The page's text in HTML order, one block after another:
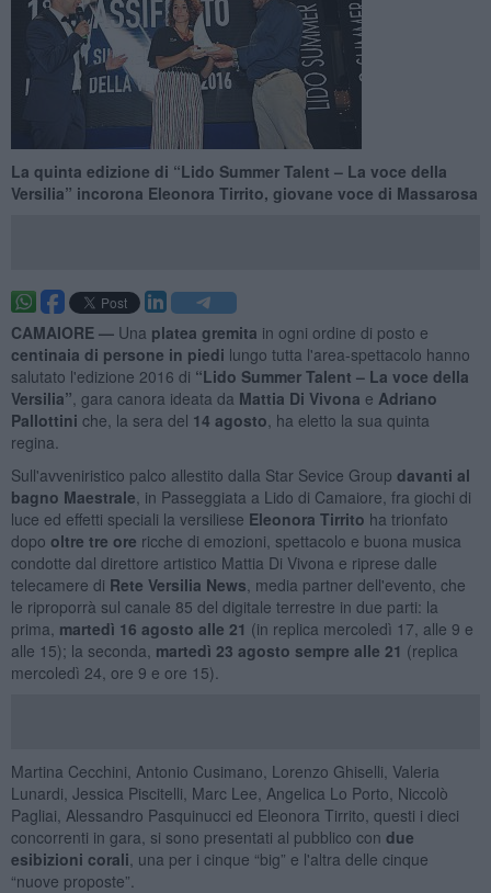
La quinta edizione di “Lido Summer Talent – La voce della
Versilia” incorona Eleonora Tirrito, giovane voce di Massarosa
CAMAIORE — Una platea gremita in ogni ordine di posto e
centinaia di persone in piedi lungo tutta l'area-spettacolo hanno
salutato l'edizione 2016 di “Lido Summer Talent – La voce della
Versilia” , gara canora ideata da Mattia Di Vivona e Adriano
Pallottini che, la sera del 14 agosto , ha eletto la sua quinta
regina.
Sull'avveniristico palco allestito dalla Star Sevice Group davanti al
bagno Maestrale , in Passeggiata a Lido di Camaiore, fra giochi di
luce ed effetti speciali la versiliese Eleonora Tirrito ha trionfato
dopo oltre tre ore ricche di emozioni, spettacolo e buona musica
condotte dal direttore artistico Mattia Di Vivona e riprese dalle
telecamere di Rete Versilia News , media partner dell'evento, che
le riproporrà sul canale 85 del digitale terrestre in due parti: la
prima, martedì 16 agosto alle 21 (in replica mercoledì 17, alle 9 e
alle 15); la seconda, martedì 23 agosto sempre alle 21 (replica
mercoledì 24, ore 9 e ore 15).
Martina Cecchini, Antonio Cusimano, Lorenzo Ghiselli, Valeria
Lunardi, Jessica Piscitelli, Marc Lee, Angelica Lo Porto, Niccolò
Pagliai, Alessandro Pasquinucci ed Eleonora Tirrito, questi i dieci
concorrenti in gara, si sono presentati al pubblico con due
esibizioni corali , una per i cinque “big” e l'altra delle cinque
“nuove proposte”.